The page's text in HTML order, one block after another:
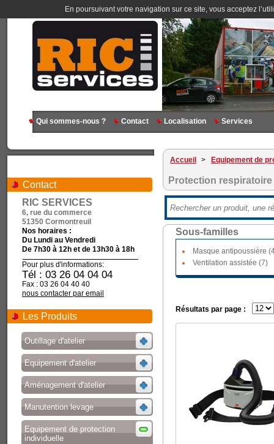
En poursuivant votre navigation sur ce site, vous acceptez
Qui sommes-nous ? Contact Localisation Services
Contact
RIC SERVICES
6, rue du commerce
51350 Cormontreuil
Nos horaires :
Du Lundi au Vendredi
De 7h30 à 12h et de 13h30 à 18h
Pour plus d'informations:
Tél : 03 26 04 04 04
Fax : 03 26 04 40 40
nous contacter par email
Les Produits
Outillage d'atelier
Equipement d'atelier
Aménagement d'atelier
Manutention levage
Equipement de protection
individuelle
Accueil > Equipement de
Protection respiratoire
Sous-familles
Masque antipoussière
Ventilation assistée (7)
Résultats par page :